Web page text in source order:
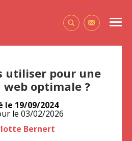
blog de Première Place
Contactez-
utiliser pour une
optimale ?
le 19/09/2024
le 03/02/2026
Bernert